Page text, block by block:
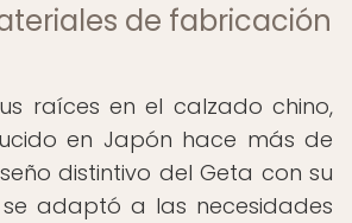
de fabricación
raíces en el calzado chino,
en Japón hace más de
distintivo del Geta con su
adaptó a las necesidades